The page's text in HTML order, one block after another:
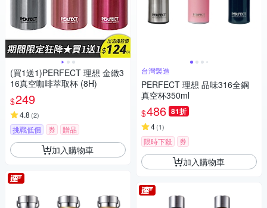
(買1送1)PERFECT 理想 金緻3
16真空咖啡萃取杯 (8H)
$249
4.8 (2)
挑戰低價 券 贈品
加入購物車
台灣製造
PERFECT 理想 品味316全鋼
真空杯350ml
$486 81折
4(1)
限時下殺 券
加入購物車